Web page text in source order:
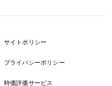
サイトポリシー
プライバシーポリシー
時価評価サービス